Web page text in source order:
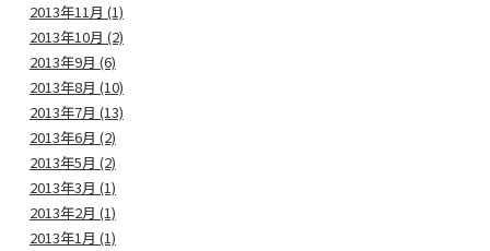
2013年11月 (1)
2013年10月 (2)
2013年9月 (6)
2013年8月 (10)
2013年7月 (13)
2013年6月 (2)
2013年5月 (2)
2013年3月 (1)
2013年2月 (1)
2013年1月 (1)